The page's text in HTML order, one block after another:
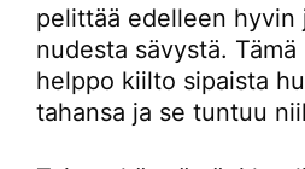
pelittää edelleen hyvin
nudesta sävystä.
helppo kiilto sipaista
tahansa ja se tuntuu